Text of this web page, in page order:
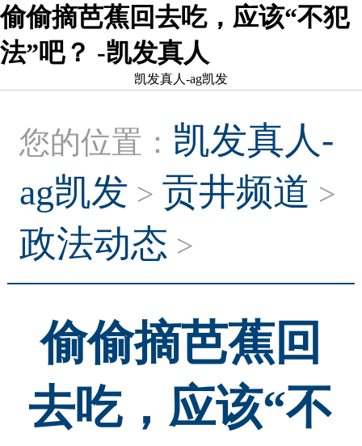
偷偷摘芭蕉回去吃，应该“不犯
法”吧？ -凯发真人
凯发真人-ag凯发
您的位置： 凯发真人-
ag凯发 > 贡井频道 >
政法动态 >
偷偷摘芭蕉回
去吃，应该“不